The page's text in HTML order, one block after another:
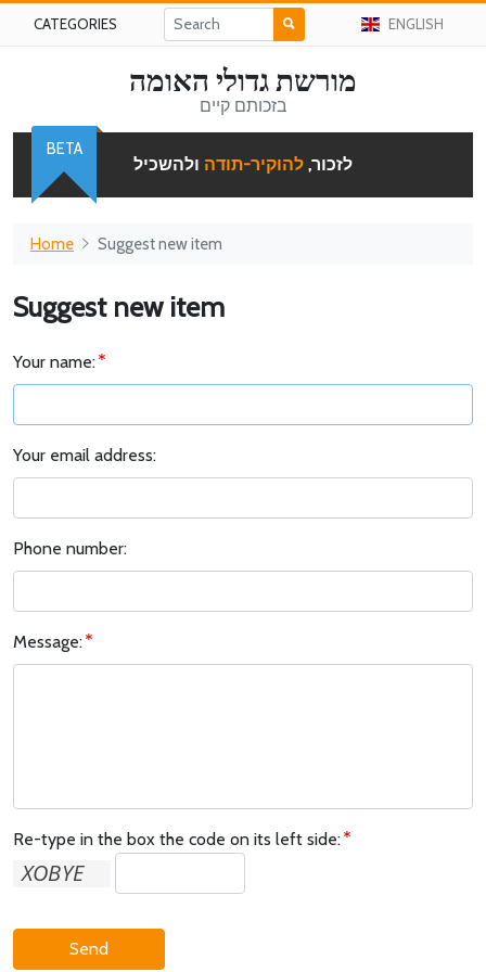
CATEGORIES ENGLISH
מורשת גדולי האומה
בזכותם קיים
לזכור, להוקיר-תודה ולהשכיל
BETA
Home Suggest new item
Suggest new item
Your name:
Your email address:
Phone number:
Message:
Re-type in the box the code on its left side:
Send